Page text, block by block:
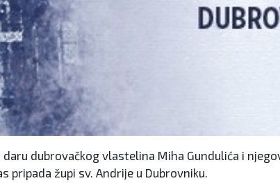
dubrovačkog vlastelina Miha Gundulića i
pripada župi sv. Andrije u Dubrovniku.